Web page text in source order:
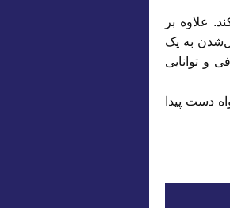
علاوه بر
به یک
و توانایی
دست پیدا